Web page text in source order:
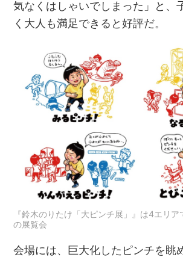
気なくはしゃいでしまった」と、
く大人も満足できると好評だ。
『鈴木のりたけ「大ピンチ展」』は4エリ
の展覧会
会場には、巨大化したピンチを眺